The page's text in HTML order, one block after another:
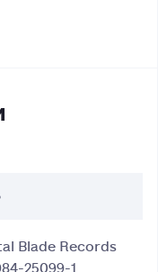
Blade Records
25099-1